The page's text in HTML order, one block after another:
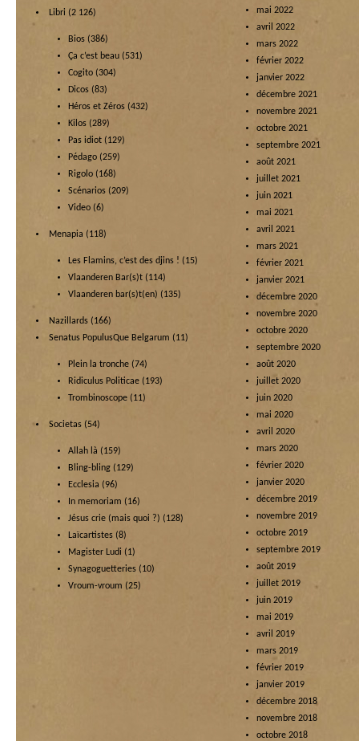
Libri (2 126)
Bios (386)
Ça c’est beau (531)
Cogito (304)
Dicos (83)
Héros et Zéros (432)
Kilos (289)
Pas idiot (129)
Pédago (259)
Rigolo (168)
Scénarios (209)
Video (6)
Menapia (118)
Les Flamins, c’est des djins ! (15)
Vlaanderen Bar(s)t (114)
Vlaanderen bar(s)t(en) (135)
Nazillards (166)
Senatus PopulusQue Belgarum (11)
Plein la tronche (74)
Ridiculus Politicae (193)
Trombinoscope (11)
Societas (54)
Allah là (159)
Bling-bling (129)
Ecclesia (96)
In memoriam (16)
Jésus crie (mais quoi ?) (128)
Laïcartistes (8)
Magister Ludi (1)
Synagoguetteries (10)
Vroum-vroum (25)
mai 2022
avril 2022
mars 2022
février 2022
janvier 2022
décembre 2021
novembre 2021
octobre 2021
septembre 2021
août 2021
juillet 2021
juin 2021
mai 2021
avril 2021
mars 2021
février 2021
janvier 2021
décembre 2020
novembre 2020
octobre 2020
septembre 2020
août 2020
juillet 2020
juin 2020
mai 2020
avril 2020
mars 2020
février 2020
janvier 2020
décembre 2019
novembre 2019
octobre 2019
septembre 2019
août 2019
juillet 2019
juin 2019
mai 2019
avril 2019
mars 2019
février 2019
janvier 2019
décembre 2018
novembre 2018
octobre 2018